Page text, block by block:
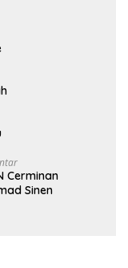
Cerminan
Sinen